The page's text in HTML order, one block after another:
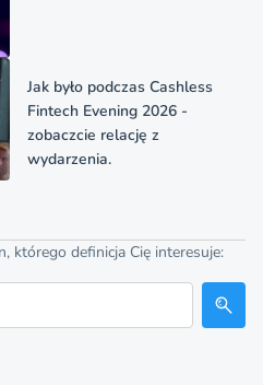
Jak było podczas Cashless
Fintech Evening 2026 -
zobaczcie relację z
wydarzenia.
którego definicja Cię interesuje: